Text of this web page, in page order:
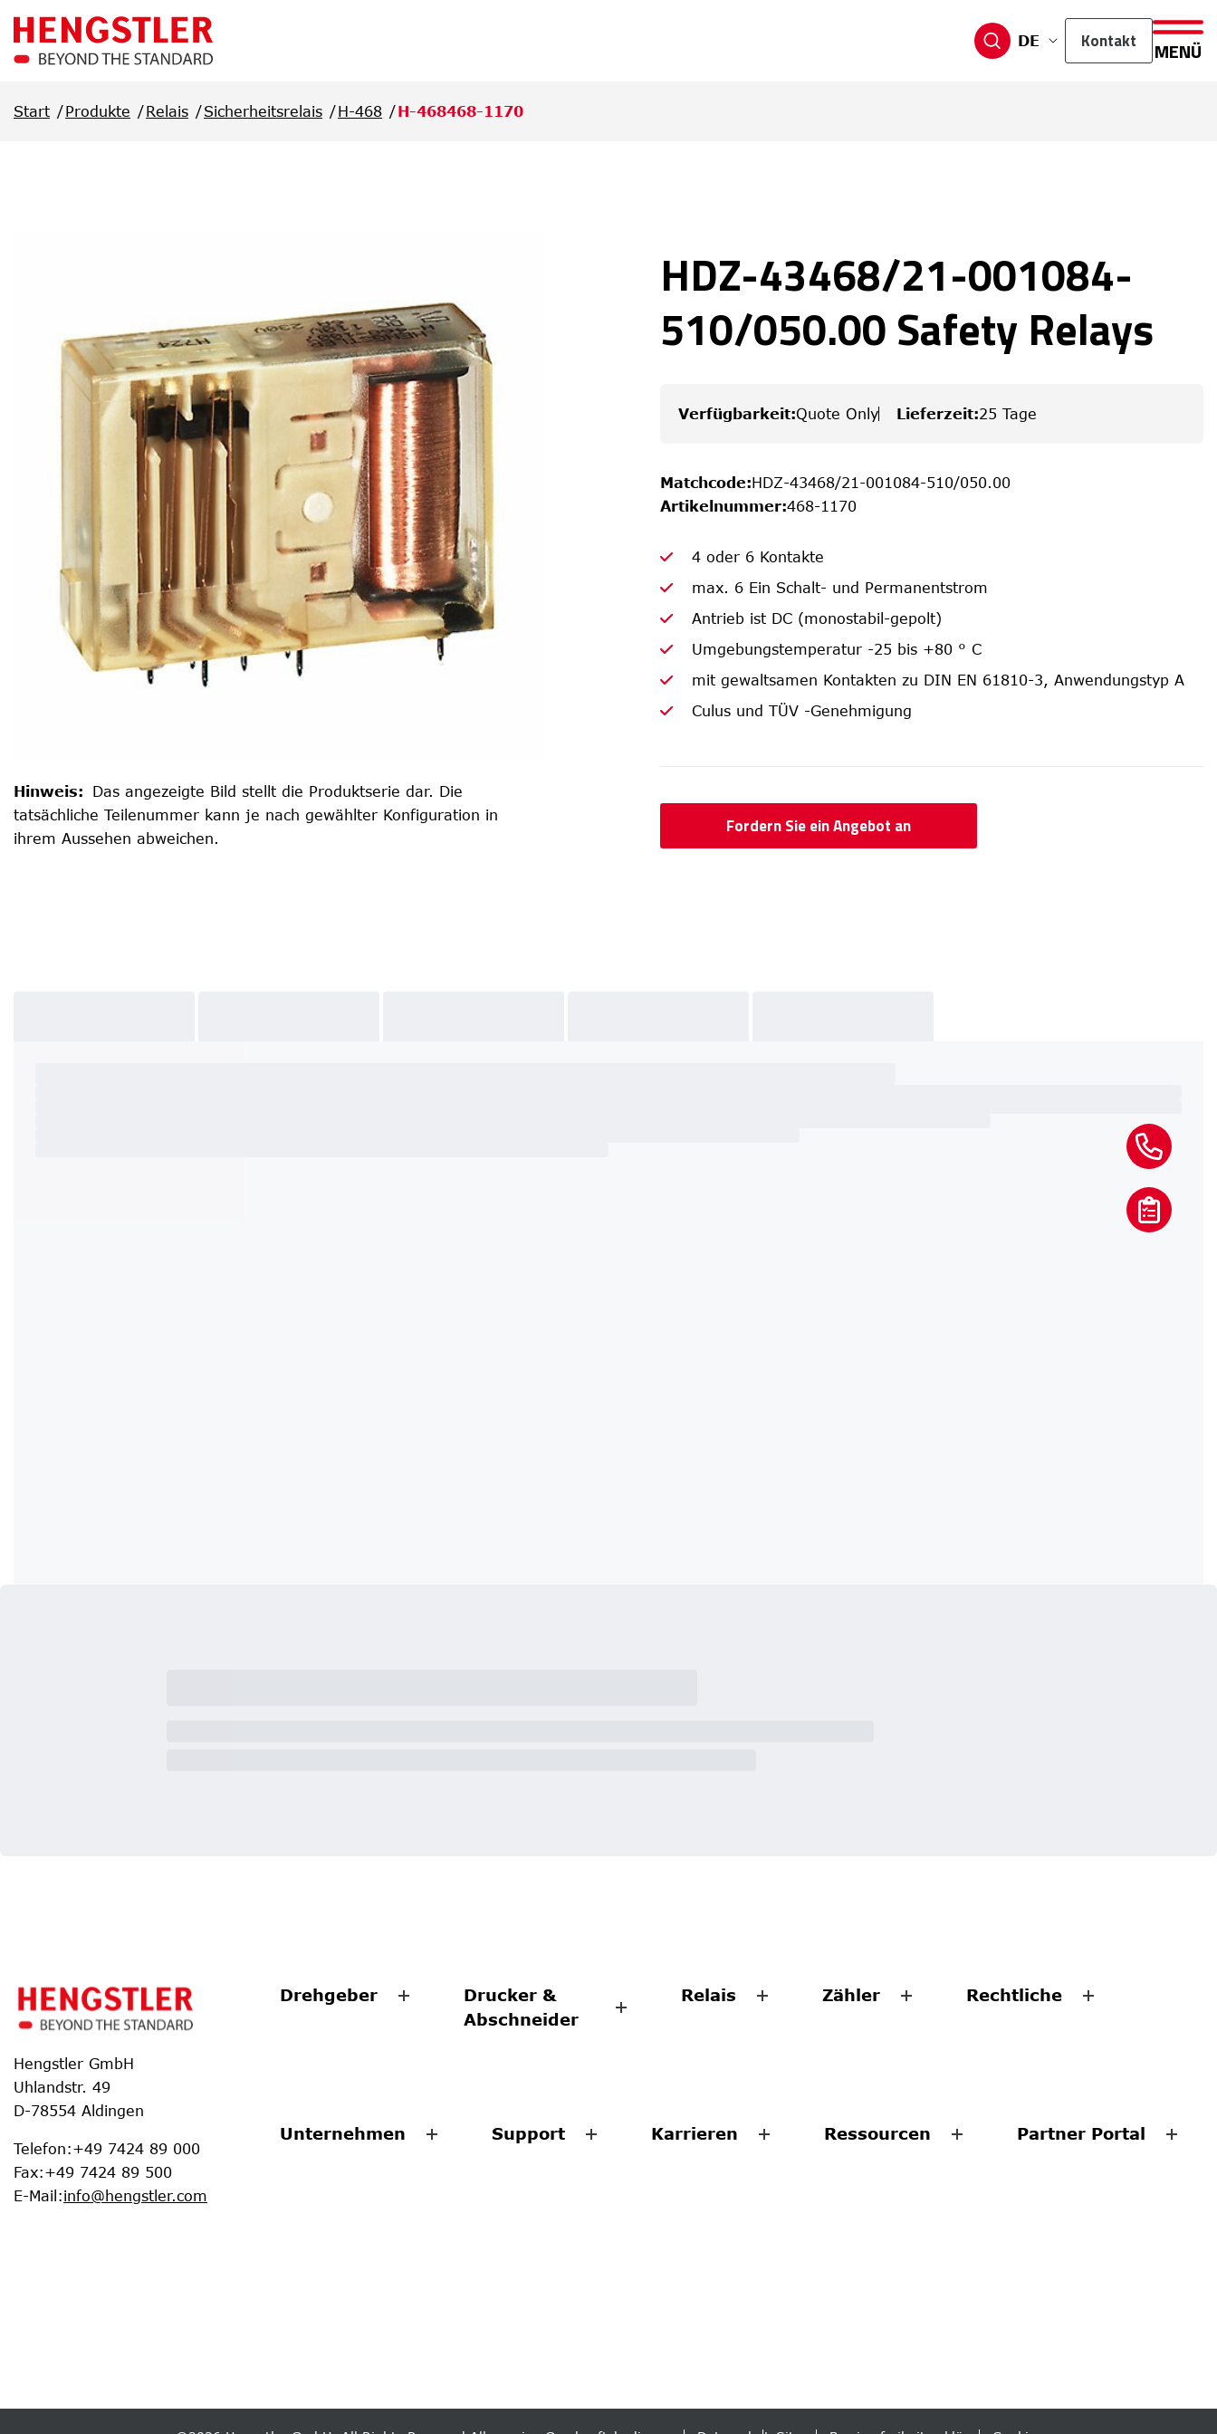
DE
Kontakt MENÜ
Start Produkte Relais Sicherheitsrelais H-468 H-468468-1170
Hinweis: Das angezeigte Bild stellt die Produktserie dar. Die
tatsächliche Teilenummer kann je nach gewählter Konfiguration in
ihrem Aussehen abweichen.
HDZ-43468/21-001084-
510/050.00 Safety Relays
Verfügbarkeit:Quote Only Lieferzeit:25 Tage
Matchcode:HDZ-43468/21-001084-510/050.00
Artikelnummer:468-1170
4 oder 6 Kontakte
max. 6 Ein Schalt- und Permanentstrom
Antrieb ist DC (monostabil-gepolt)
Umgebungstemperatur -25 bis +80 ° C
mit gewaltsamen Kontakten zu DIN EN 61810-3, Anwendungstyp A
Culus und TÜV -Genehmigung
Fordern Sie ein Angebot an
Hengstler GmbH
Uhlandstr. 49
D-78554 Aldingen
Telefon:+49 7424 89 000
Fax:+49 7424 89 500
E-Mail :info@hengstler.com
Drehgeber
Drucker &
Abschneider
Relais Zähler Rechtliche
Unternehmen Support Karrieren Ressourcen Partner Portal